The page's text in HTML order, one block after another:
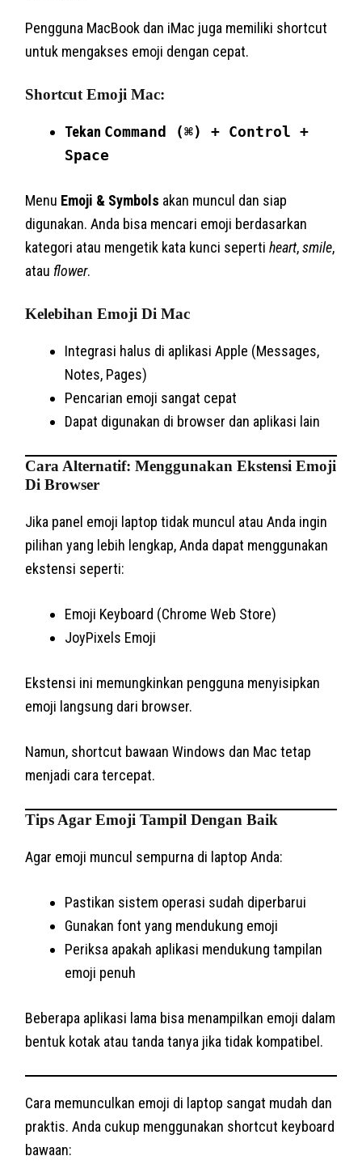
Pengguna MacBook dan iMac juga memiliki shortcut
untuk mengakses emoji dengan cepat.
Shortcut Emoji Mac:
Tekan Command (⌘) + Control +
Space
Menu Emoji & Symbols akan muncul dan siap
digunakan. Anda bisa mencari emoji berdasarkan
kategori atau mengetik kata kunci sepertiheart,smile,
atau flower.
Kelebihan Emoji Di Mac
Integrasi halus di aplikasi Apple (Messages,
Notes, Pages)
Pencarian emoji sangat cepat
Dapat digunakan di browser dan aplikasi lain
Cara Alternatif: Menggunakan Ekstensi Emoji
Di Browser
Jika panel emoji laptop tidak muncul atau Anda ingin
pilihan yang lebih lengkap, Anda dapat menggunakan
ekstensi seperti:
Emoji Keyboard (Chrome Web Store)
JoyPixels Emoji
Ekstensi ini memungkinkan pengguna menyisipkan
emoji langsung dari browser.
Namun, shortcut bawaan Windows dan Mac tetap
menjadi cara tercepat.
Tips Agar Emoji Tampil Dengan Baik
Agar emoji muncul sempurna di laptop Anda:
Pastikan sistem operasi sudah diperbarui
Gunakan font yang mendukung emoji
Periksa apakah aplikasi mendukung tampilan
emoji penuh
Beberapa aplikasi lama bisa menampilkan emoji dalam
bentuk kotak atau tanda tanya jika tidak kompatibel.
Cara memunculkan emoji di laptop sangat mudah dan
praktis. Anda cukup menggunakan shortcut keyboard
bawaan: